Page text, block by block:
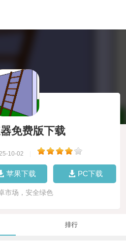
免费版下载
10-02
苹果下载 PC下载
市场，安全绿色
排行